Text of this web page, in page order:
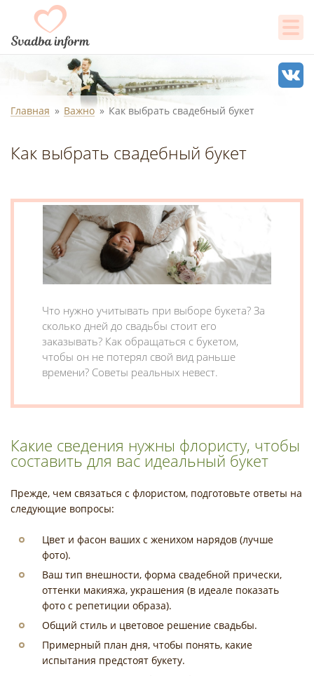
Главная Важно Как выбрать свадебный букет
Как выбрать свадебный букет
Что нужно учитывать при выборе букета? За
сколько дней до свадьбы стоит его
заказывать? Как обращаться с букетом,
чтобы он не потерял свой вид раньше
времени? Советы реальных невест.
Какие сведения нужны флористу, чтобы
составить для вас идеальный букет
Прежде, чем связаться с флористом, подготовьте ответы на
следующие вопросы:
Цвет и фасон ваших с женихом нарядов (лучше
фото).
Ваш тип внешности, форма свадебной прически,
оттенки макияжа, украшения (в идеале показать
фото с репетиции образа).
Общий стиль и цветовое решение свадьбы.
Примерный план дня, чтобы понять, какие
испытания предстоят букету.